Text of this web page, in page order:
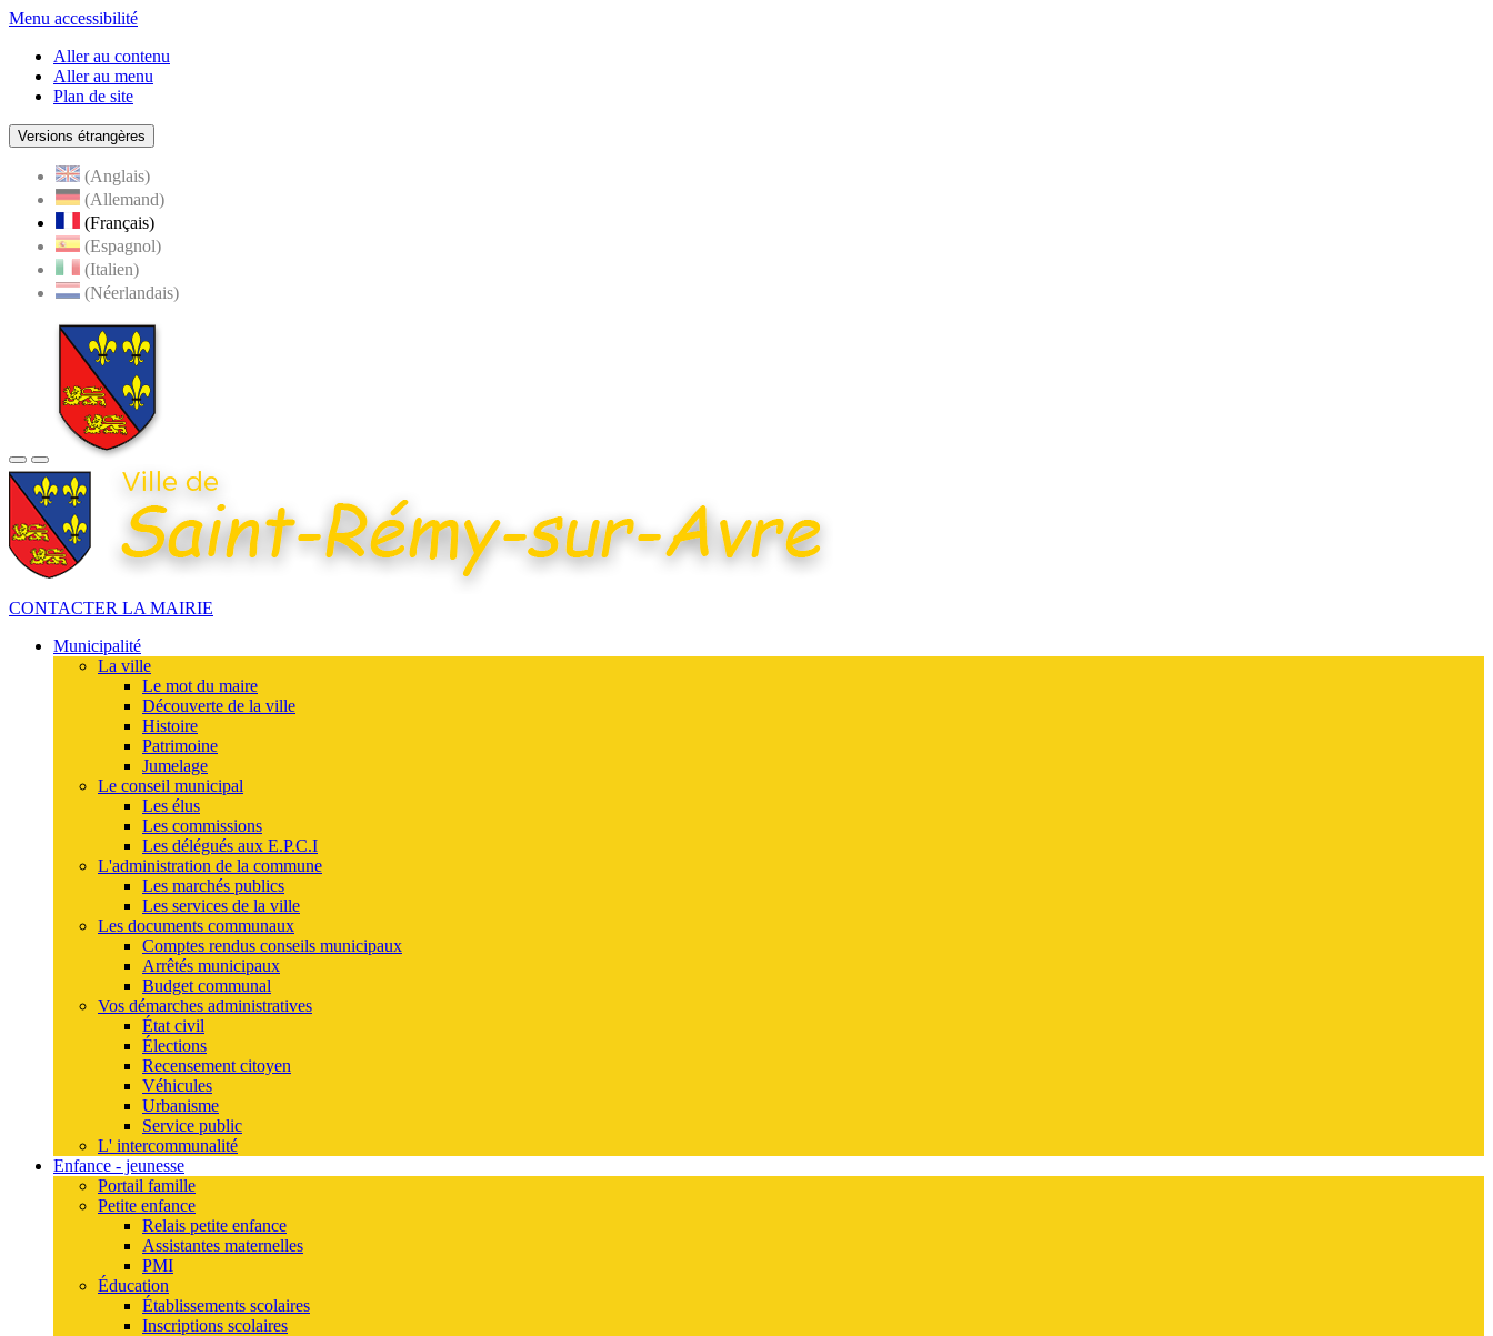
Menu accessibilité
Aller au contenu
Aller au menu
Plan de site
Versions étrangères
(Anglais)
(Allemand)
(Français)
(Espagnol)
(Italien)
(Néerlandais)
CONTACTER LA MAIRIE
Municipalité
La ville
Le mot du maire
Découverte de la ville
Histoire
Patrimoine
Jumelage
Le conseil municipal
Les élus
Les commissions
Les délégués aux E.P.C.I
L'administration de la commune
Les marchés publics
Les services de la ville
Les documents communaux
Comptes rendus conseils municipaux
Arrêtés municipaux
Budget communal
Vos démarches administratives
État civil
Élections
Recensement citoyen
Véhicules
Urbanisme
Service public
L' intercommunalité
Enfance - jeunesse
Portail famille
Petite enfance
Relais petite enfance
Assistantes maternelles
PMI
Éducation
Établissements scolaires
Inscriptions scolaires